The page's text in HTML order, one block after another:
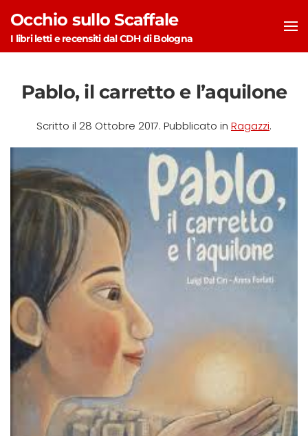
Skip to main content
Occhio sullo Scaffale
I libri letti e recensiti dal CDH di Bologna
Pablo, il carretto e l’aquilone
Scritto il 28 Ottobre 2017. Pubblicato in Ragazzi.